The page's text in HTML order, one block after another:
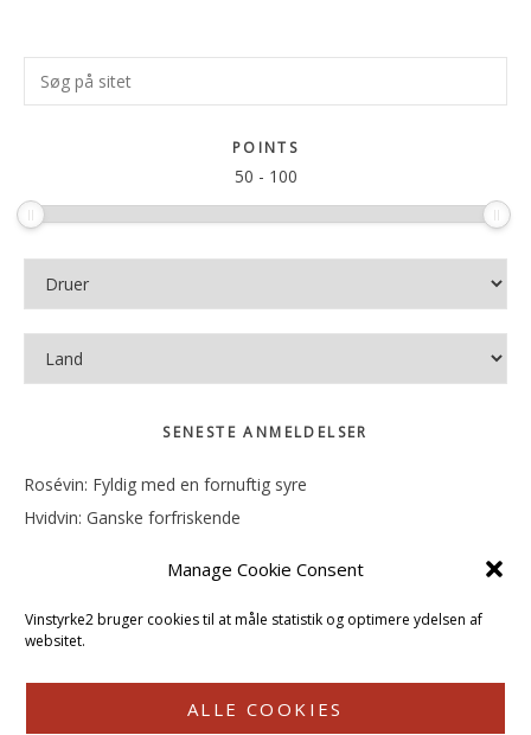
Manage Cookie Consent
Vinstyrke2 bruger cookies til at måle statistik og optimere ydelsen af
websitet.
ALLE COOKIES
Primær
Sidebar
Søg
på
POINTS
50 - 100
SENESTE ANMELDELSER
Rosévin: Fyldig med en fornuftig syre
Hvidvin: Ganske forfriskende
Hvidvin: Smørfedme og tropisk sødme
Rosévin: Blød, rund og sødladen